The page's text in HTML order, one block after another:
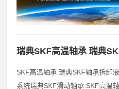
瑞典SKF高温轴承 瑞典
SKF高温轴承 瑞典SKF轴承拆卸
系统瑞典SKF滑动轴承 SKF高温